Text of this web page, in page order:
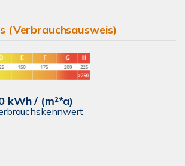
(Verbrauchsausweis)
kWh / (m²*a)